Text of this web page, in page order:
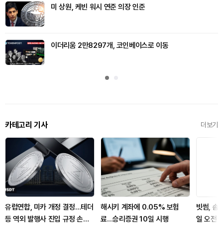
미 상원, 케빈 워시 연준 의장 인준
이더리움 2만8297개, 코인베이스로 이동
카테고리 기사 더보기
유럽연합, 미카 개정 결정…테더
등 역외 발행사 진입 규정 손본
해시키 계좌에 0.05% 보험
료…승리증권 10일 시행
빗썸, 솜
일 오전